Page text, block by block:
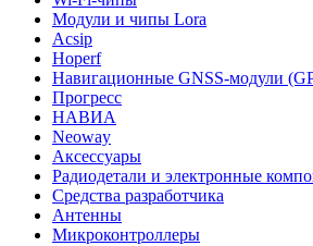
Модули и чипы Lora
Acsip
Hoperf
Навигационные GNSS-модули
Прогресс
НАВИА
Neoway
Аксессуары
Радиодетали и электронные
Средства разработчика
Антенны
Микроконтроллеры